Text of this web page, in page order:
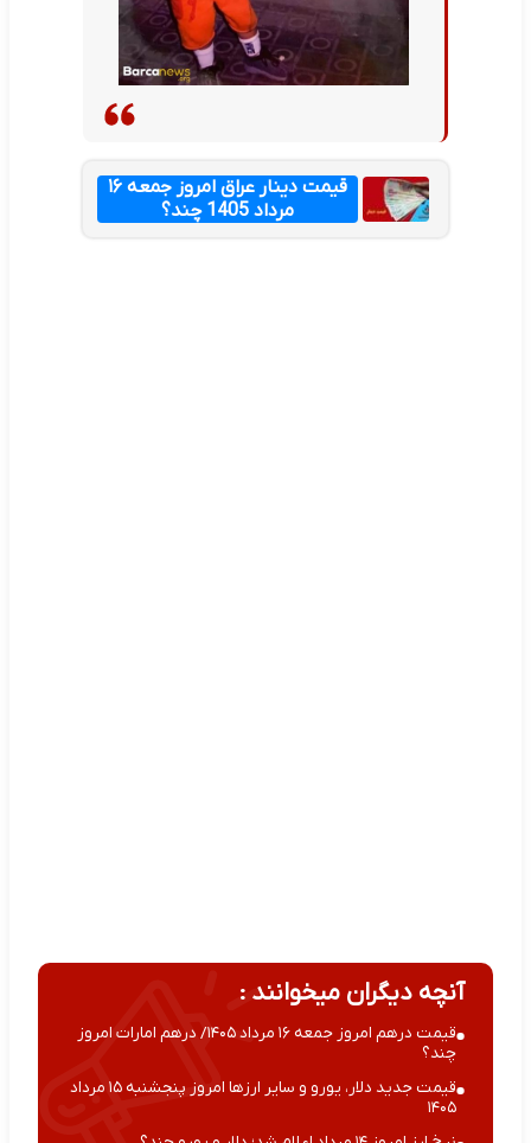
قیمت دینار عراق امروز جمعه ۱۶
مرداد 1405 چند؟
آنچه دیگران میخوانند :
قیمت درهم امروز جمعه ۱۶ مرداد ۱۴۰۵/ درهم امارات امروز
چند؟
قیمت جدید دلار، یورو و سایر ارزها امروز پنجشنبه ۱۵ مرداد
۱۴۰۵